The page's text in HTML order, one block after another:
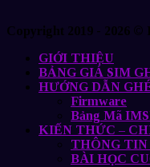
Copyright 2019 - 2026
GIỚI THIỆU
BẢNG GIÁ SIM
HƯỚNG DẪN
Firmware
Bảng Mã
KIẾN THỨC –
THÔNG TIN
BÀI HỌC